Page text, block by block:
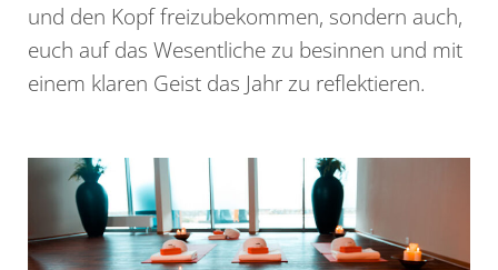
und den Kopf freizubekommen, sondern auch,
euch auf das Wesentliche zu besinnen und mit
einem klaren Geist das Jahr zu reflektieren.